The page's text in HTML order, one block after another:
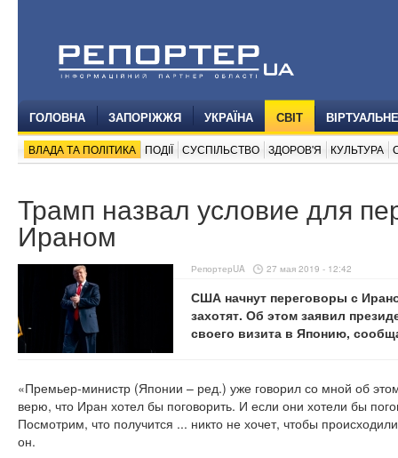
ГОЛОВНА ЗАПОРІЖЖЯ УКРАЇНА СВІТ
ВЛАДА ТА ПОЛІТИКА ПОДІЇ СУСПІЛЬСТВО ЗДОРОВ'Я КУЛЬТУРА
Трамп назвал условие для
Ираном
РепортерUA 27 мая 2019 - 12:42
США начнут переговоры с
захотят. Об этом заявил
своего визита в Японию,
«Премьер-министр (Японии – ред.) уже говорил со мной об
верю, что Иран хотел бы поговорить. И если они хотели бы
Посмотрим, что получится ... никто не хочет, чтобы
он.